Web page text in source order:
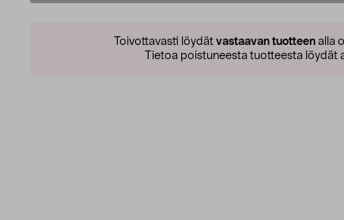
Toivottavasti löydät vastaavan tuotteen alla
Tietoa poistuneesta tuotteesta löydät